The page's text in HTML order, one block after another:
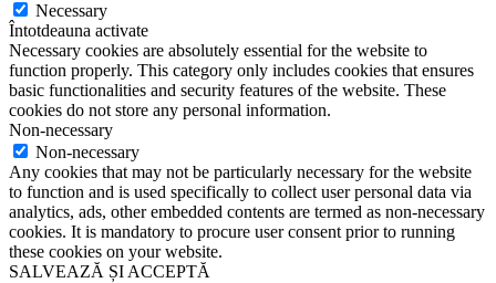
Necessary
Întotdeauna activate
Necessary cookies are absolutely essential for the website to
function properly. This category only includes cookies that ensures
basic functionalities and security features of the website. These
cookies do not store any personal information.
Non-necessary
Non-necessary
Any cookies that may not be particularly necessary for the website
to function and is used specifically to collect user personal data via
analytics, ads, other embedded contents are termed as non-necessary
cookies. It is mandatory to procure user consent prior to running
these cookies on your website.
SALVEAZĂ ȘI ACCEPTĂ